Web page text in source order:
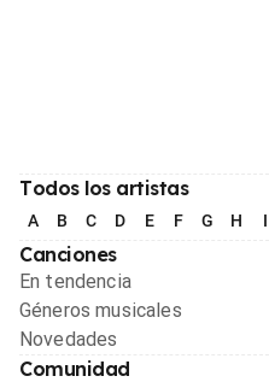
Todos los artistas
A B C D E F G H I
Canciones
En tendencia
Géneros musicales
Novedades
Comunidad